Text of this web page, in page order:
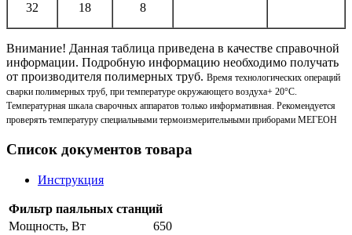
32 18 8
Внимание! Данная таблица приведена в качестве справочной
информации. Подробную информацию необходимо получать
от производителя полимерных труб. Время технологических операций
сварки полимерных труб, при температуре окружающего воздуха+ 20°С.
Температурная шкала сварочных аппаратов только информативная. Рекомендуется
проверять температуру специальными термоизмерительными приборами МЕГЕОН
Список документов товара
Инструкция
Фильтр паяльных станций
Мощность, Вт
650